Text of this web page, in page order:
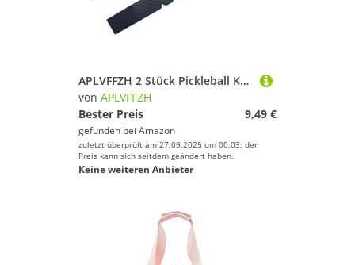
APLVFFZH 2 Stück Pickleball Kantenschutzband Als Verschleißfester Schlägerschutz Zuverlässiger Protektor Und Kantenband Langlebiges Zubehör Aus PU für Pickleb, 2.6 cm Breite
von APLVFFZH
Bester Preis
9,49 €
gefunden bei Amazon
zuletzt überprüft am 27.09.2025 um 00:03; der
Preis kann sich seitdem geändert haben.
Keine weiteren Anbieter